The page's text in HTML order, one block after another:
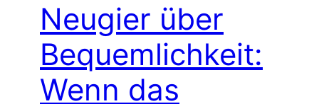
Neugier über
Bequemlichkeit:
Wenn das